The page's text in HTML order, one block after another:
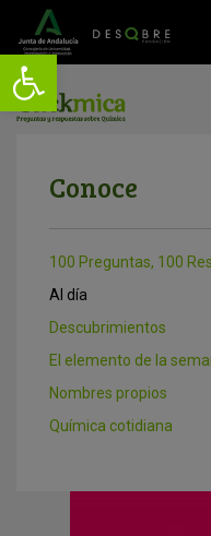
Conoce
100 Preguntas, 100
Al día
Descubrimientos
El elemento de la
Nombres propios
Química cotidiana